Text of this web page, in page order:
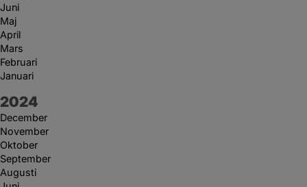
Juni
Maj
April
Mars
Februari
Januari
År:
2024
December
November
Oktober
September
Augusti